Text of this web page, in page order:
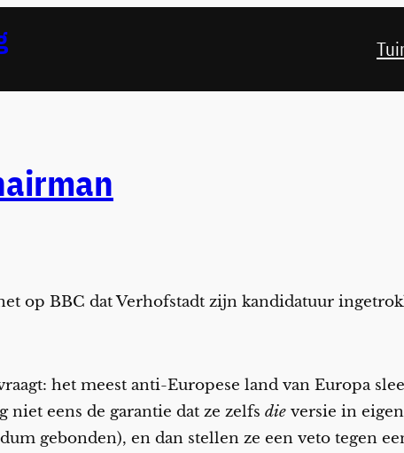
op BBC dat Verhofstadt zijn kandidatuur
het meest anti-Europese land van Europa
niet eens de garantie dat ze zelfs die versie in
gebonden), en dan stellen ze een veto tegen